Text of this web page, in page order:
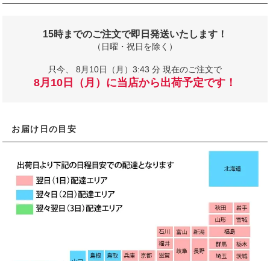
15時までのご注文で即日発送いたします！
（日曜・祝日を除く）
只今、 8月10日（月）3:43 分 現在のご注文で
8月10日（月）に当店から出荷予定です！
お届け日の目安